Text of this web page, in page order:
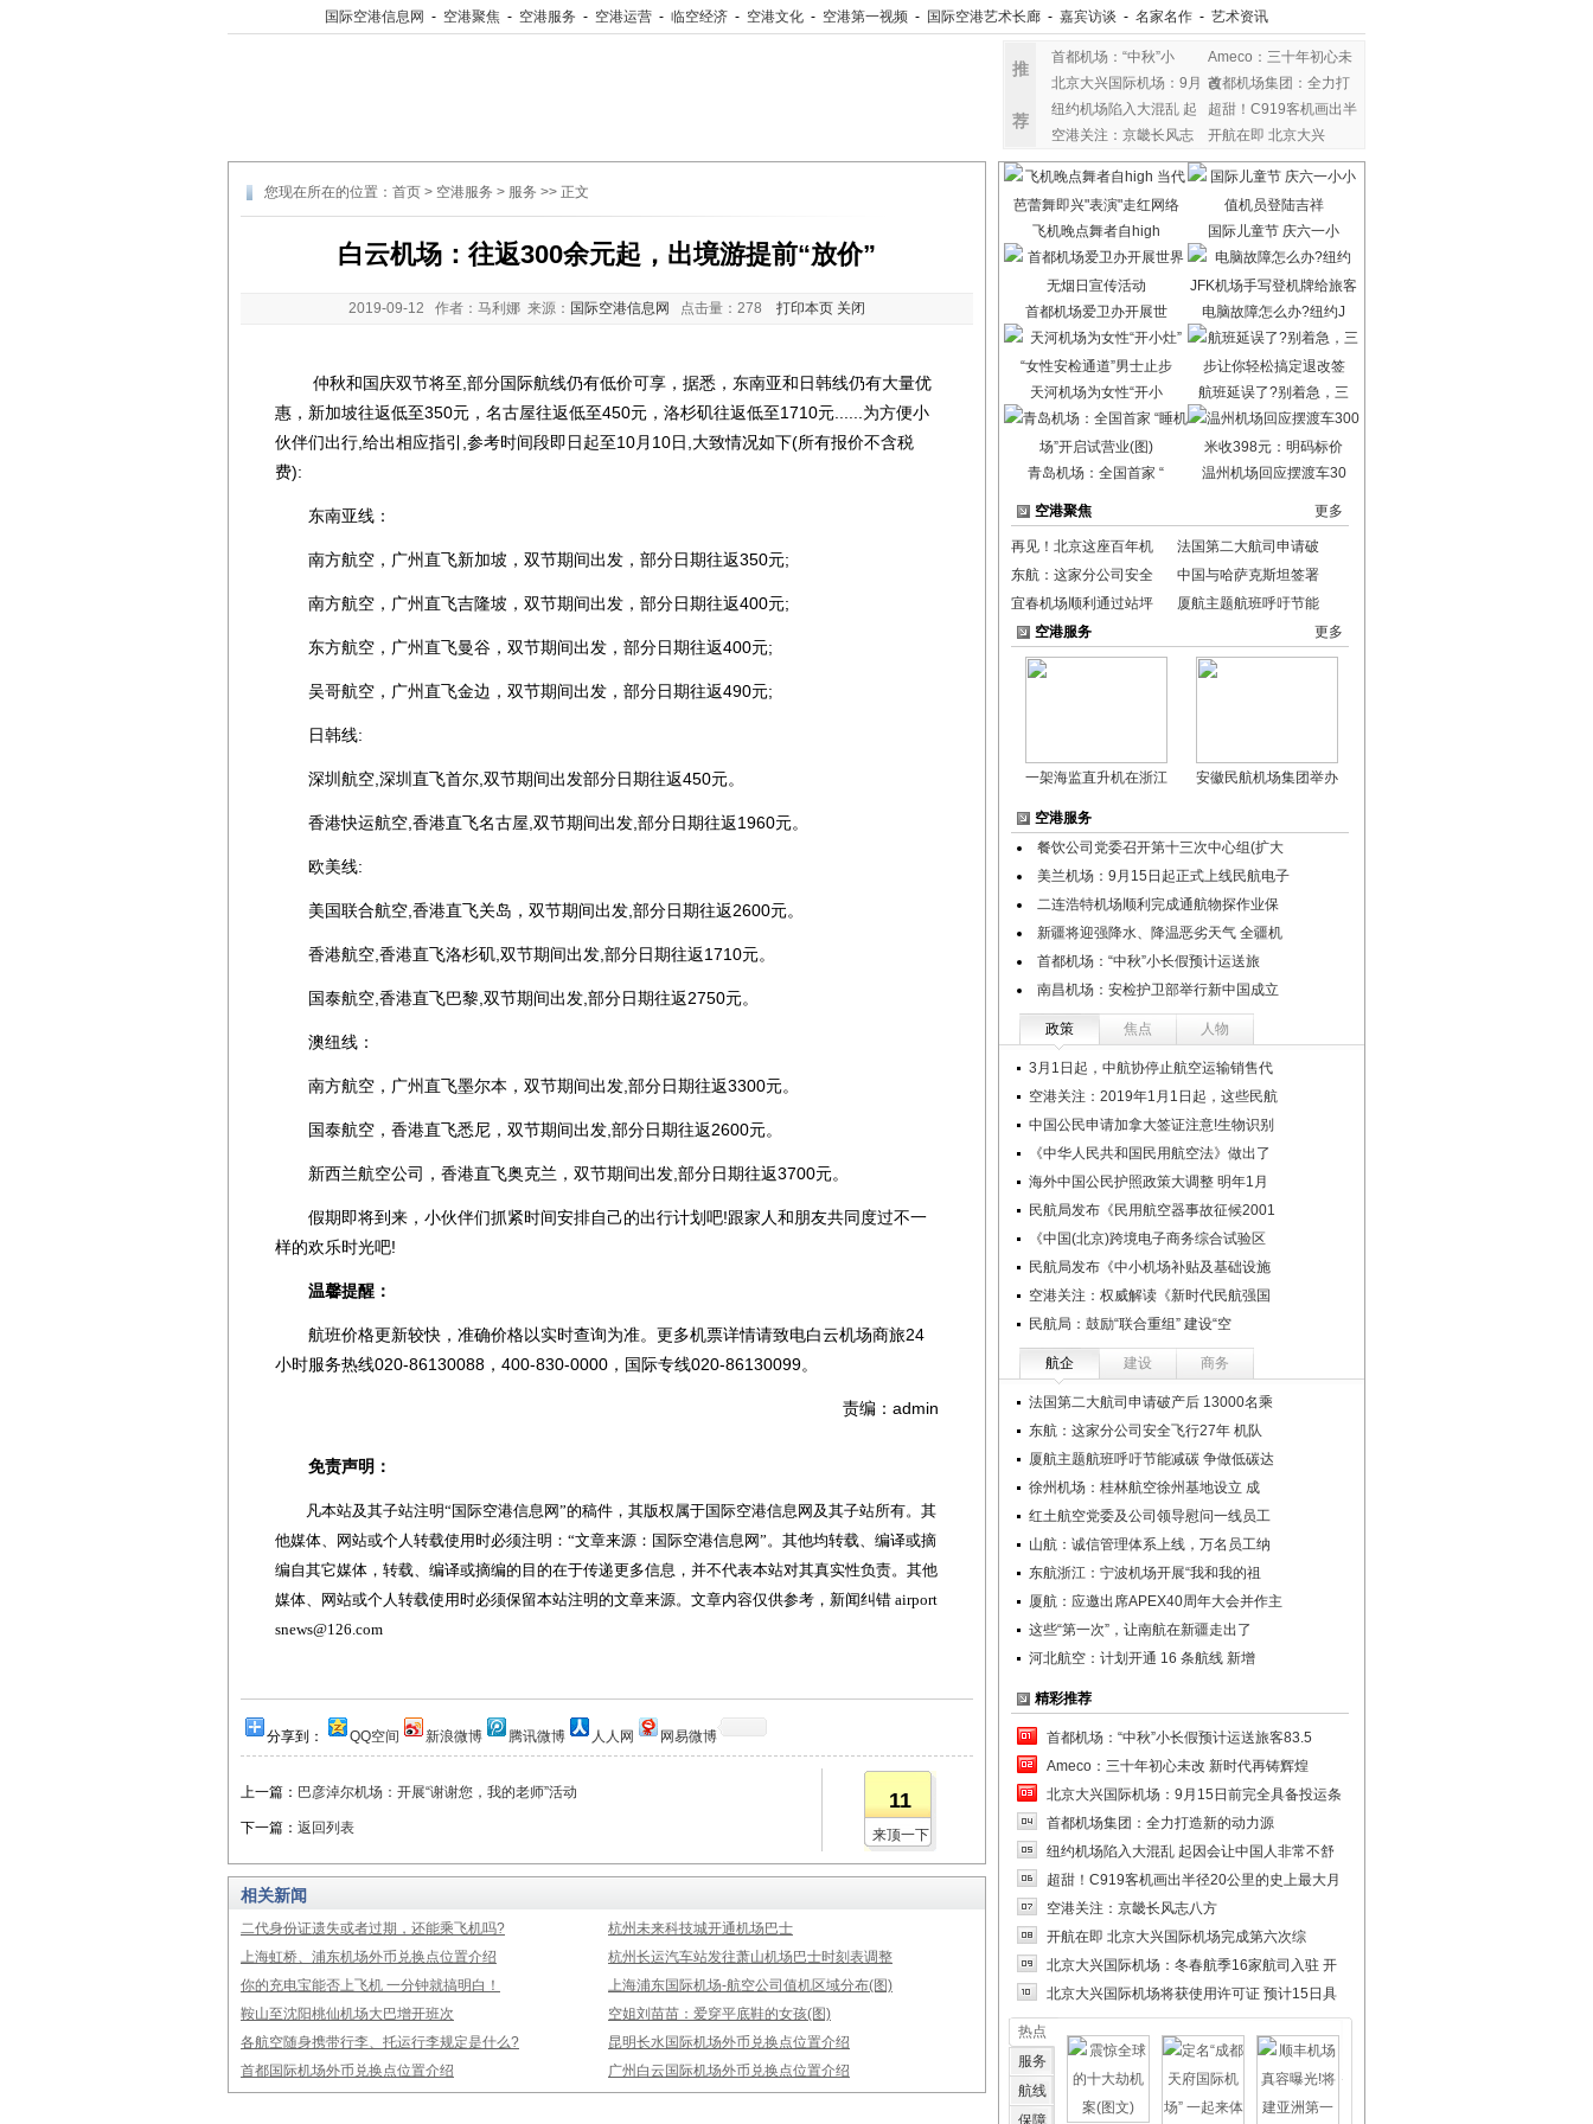
国际空港信息网 - 空港聚焦 - 空港服务 - 空港运营 - 临空经济 - 空港文化 - 空港第一视频 - 国际空港艺术长廊 - 嘉宾访谈 - 名家名作 - 艺术资讯
推
荐
首都机场：“中秋”小
Ameco：三十年初心未
改
北京大兴国际机场：9月 首都机场集团：全力打
纽约机场陷入大混乱 起
超甜！C919客机画出半
空港关注：京畿长风志
开航在即 北京大兴
您现在所在的位置： 首页 > 空港服务 > 服务 >> 正文
白云机场：往返300余元起，出境游提前“放价”
2019-09-12 作者：马利娜 来源： 国际空港信息网 点击量： 278 打印本页 关闭
仲秋和国庆双节将至,部分国际航线仍有低价可享，据悉，东南亚和日韩线仍有大量优
惠，新加坡往返低至350元，名古屋往返低至450元，洛杉矶往返低至1710元......为方便小
伙伴们出行,给出相应指引,参考时间段即日起至10月10日,大致情况如下(所有报价不含税
费):
东南亚线：
南方航空，广州直飞新加坡，双节期间出发，部分日期往返350元;
南方航空，广州直飞吉隆坡，双节期间出发，部分日期往返400元;
东方航空，广州直飞曼谷，双节期间出发，部分日期往返400元;
吴哥航空，广州直飞金边，双节期间出发，部分日期往返490元;
日韩线:
深圳航空,深圳直飞首尔,双节期间出发部分日期往返450元。
香港快运航空,香港直飞名古屋,双节期间出发,部分日期往返1960元。
欧美线:
美国联合航空,香港直飞关岛，双节期间出发,部分日期往返2600元。
香港航空,香港直飞洛杉矶,双节期间出发,部分日期往返1710元。
国泰航空,香港直飞巴黎,双节期间出发,部分日期往返2750元。
澳纽线：
南方航空，广州直飞墨尔本，双节期间出发,部分日期往返3300元。
国泰航空，香港直飞悉尼，双节期间出发,部分日期往返2600元。
新西兰航空公司，香港直飞奥克兰，双节期间出发,部分日期往返3700元。
假期即将到来，小伙伴们抓紧时间安排自己的出行计划吧!跟家人和朋友共同度过不一
样的欢乐时光吧!
温馨提醒：
航班价格更新较快，准确价格以实时查询为准。更多机票详情请致电白云机场商旅24
小时服务热线020-86130088，400-830-0000，国际专线020-86130099。
责编：admin
免责声明：
凡本站及其子站注明“国际空港信息网”的稿件，其版权属于国际空港信息网及其子站所有。其
他媒体、网站或个人转载使用时必须注明：“文章来源：国际空港信息网”。其他均转载、编译或摘
编自其它媒体，转载、编译或摘编的目的在于传递更多信息，并不代表本站对其真实性负责。其他
媒体、网站或个人转载使用时必须保留本站注明的文章来源。文章内容仅供参考，新闻纠错 airport
snews@126.com
分享到： QQ空间 新浪微博 腾讯微博 人人网 网易微博
上一篇： 巴彦淖尔机场：开展“谢谢您，我的老师”活动
下一篇： 返回列表
11
来顶一下
相关新闻
二代身份证遗失或者过期，还能乘飞机吗?
杭州未来科技城开通机场巴士
上海虹桥、浦东机场外币兑换点位置介绍
杭州长运汽车站发往萧山机场巴士时刻表调整
你的充电宝能否上飞机 一分钟就搞明白！
上海浦东国际机场-航空公司值机区域分布(图)
鞍山至沈阳桃仙机场大巴增开班次
空姐刘苗苗：爱穿平底鞋的女孩(图)
各航空随身携带行李、托运行李规定是什么?
昆明长水国际机场外币兑换点位置介绍
首都国际机场外币兑换点位置介绍
广州白云国际机场外币兑换点位置介绍
飞机晚点舞者自high 国际儿童节 庆六一小
首都机场爱卫办开展世 电脑故障怎么办?纽约J
天河机场为女性“开小 航班延误了?别着急，三
青岛机场：全国首家 “ 温州机场回应摆渡车30
空港聚焦 更多
再见！北京这座百年机
法国第二大航司申请破
东航：这家分公司安全
中国与哈萨克斯坦签署
宜春机场顺利通过站坪
厦航主题航班呼吁节能
空港服务
更多
一架海监直升机在浙江 安徽民航机场集团举办
空港服务
餐饮公司党委召开第十三次中心组(扩大
美兰机场：9月15日起正式上线民航电子
二连浩特机场顺利完成通航物探作业保
新疆将迎强降水、降温恶劣天气 全疆机
首都机场：“中秋”小长假预计运送旅
南昌机场：安检护卫部举行新中国成立
政策 焦点 人物
3月1日起，中航协停止航空运输销售代
空港关注：2019年1月1日起，这些民航
中国公民申请加拿大签证注意!生物识别
《中华人民共和国民用航空法》做出了
海外中国公民护照政策大调整 明年1月
民航局发布《民用航空器事故征候2001
《中国(北京)跨境电子商务综合试验区
民航局发布《中小机场补贴及基础设施
空港关注：权威解读《新时代民航强国
民航局：鼓励“联合重组” 建设“空
航企 建设 商务
法国第二大航司申请破产后 13000名乘
东航：这家分公司安全飞行27年 机队
厦航主题航班呼吁节能减碳 争做低碳达
徐州机场：桂林航空徐州基地设立 成
红土航空党委及公司领导慰问一线员工
山航：诚信管理体系上线，万名员工纳
东航浙江：宁波机场开展“我和我的祖
厦航：应邀出席APEX40周年大会并作主
这些“第一次”，让南航在新疆走出了
河北航空：计划开通 16 条航线 新增
精彩推荐
首都机场：“中秋”小长假预计运送旅客83.5
Ameco：三十年初心未改 新时代再铸辉煌
北京大兴国际机场：9月15日前完全具备投运条
首都机场集团：全力打造新的动力源
纽约机场陷入大混乱 起因会让中国人非常不舒
超甜！C919客机画出半径20公里的史上最大月
空港关注：京畿长风志八方
开航在即 北京大兴国际机场完成第六次综
北京大兴国际机场：冬春航季16家航司入驻 开
北京大兴国际机场将获使用许可证 预计15日具
热点
服务
航线
保障